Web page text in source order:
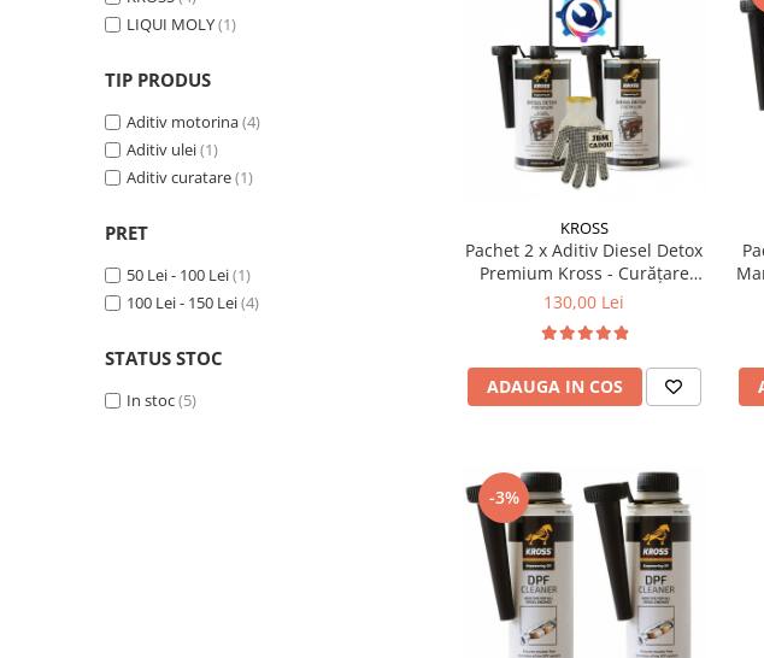
Aditivi Auto
Lichid de Frana
Ulei Servodirectie
LIQUI MOLY(1)
TIP PRODUS
Aditiv motorina(4)
Aditiv ulei(1)
Aditiv curatare(1)
PRET
50 Lei - 100 Lei(1)
100 Lei - 150 Lei(4)
STATUS STOC
In stoc(5)
KROSS
Pachet 2 x Aditiv Diesel Detox
Premium Kross - Curățare
Completă, +5 Puncte Cetanic
130,00 Lei
ADAUGA IN COS
-3%